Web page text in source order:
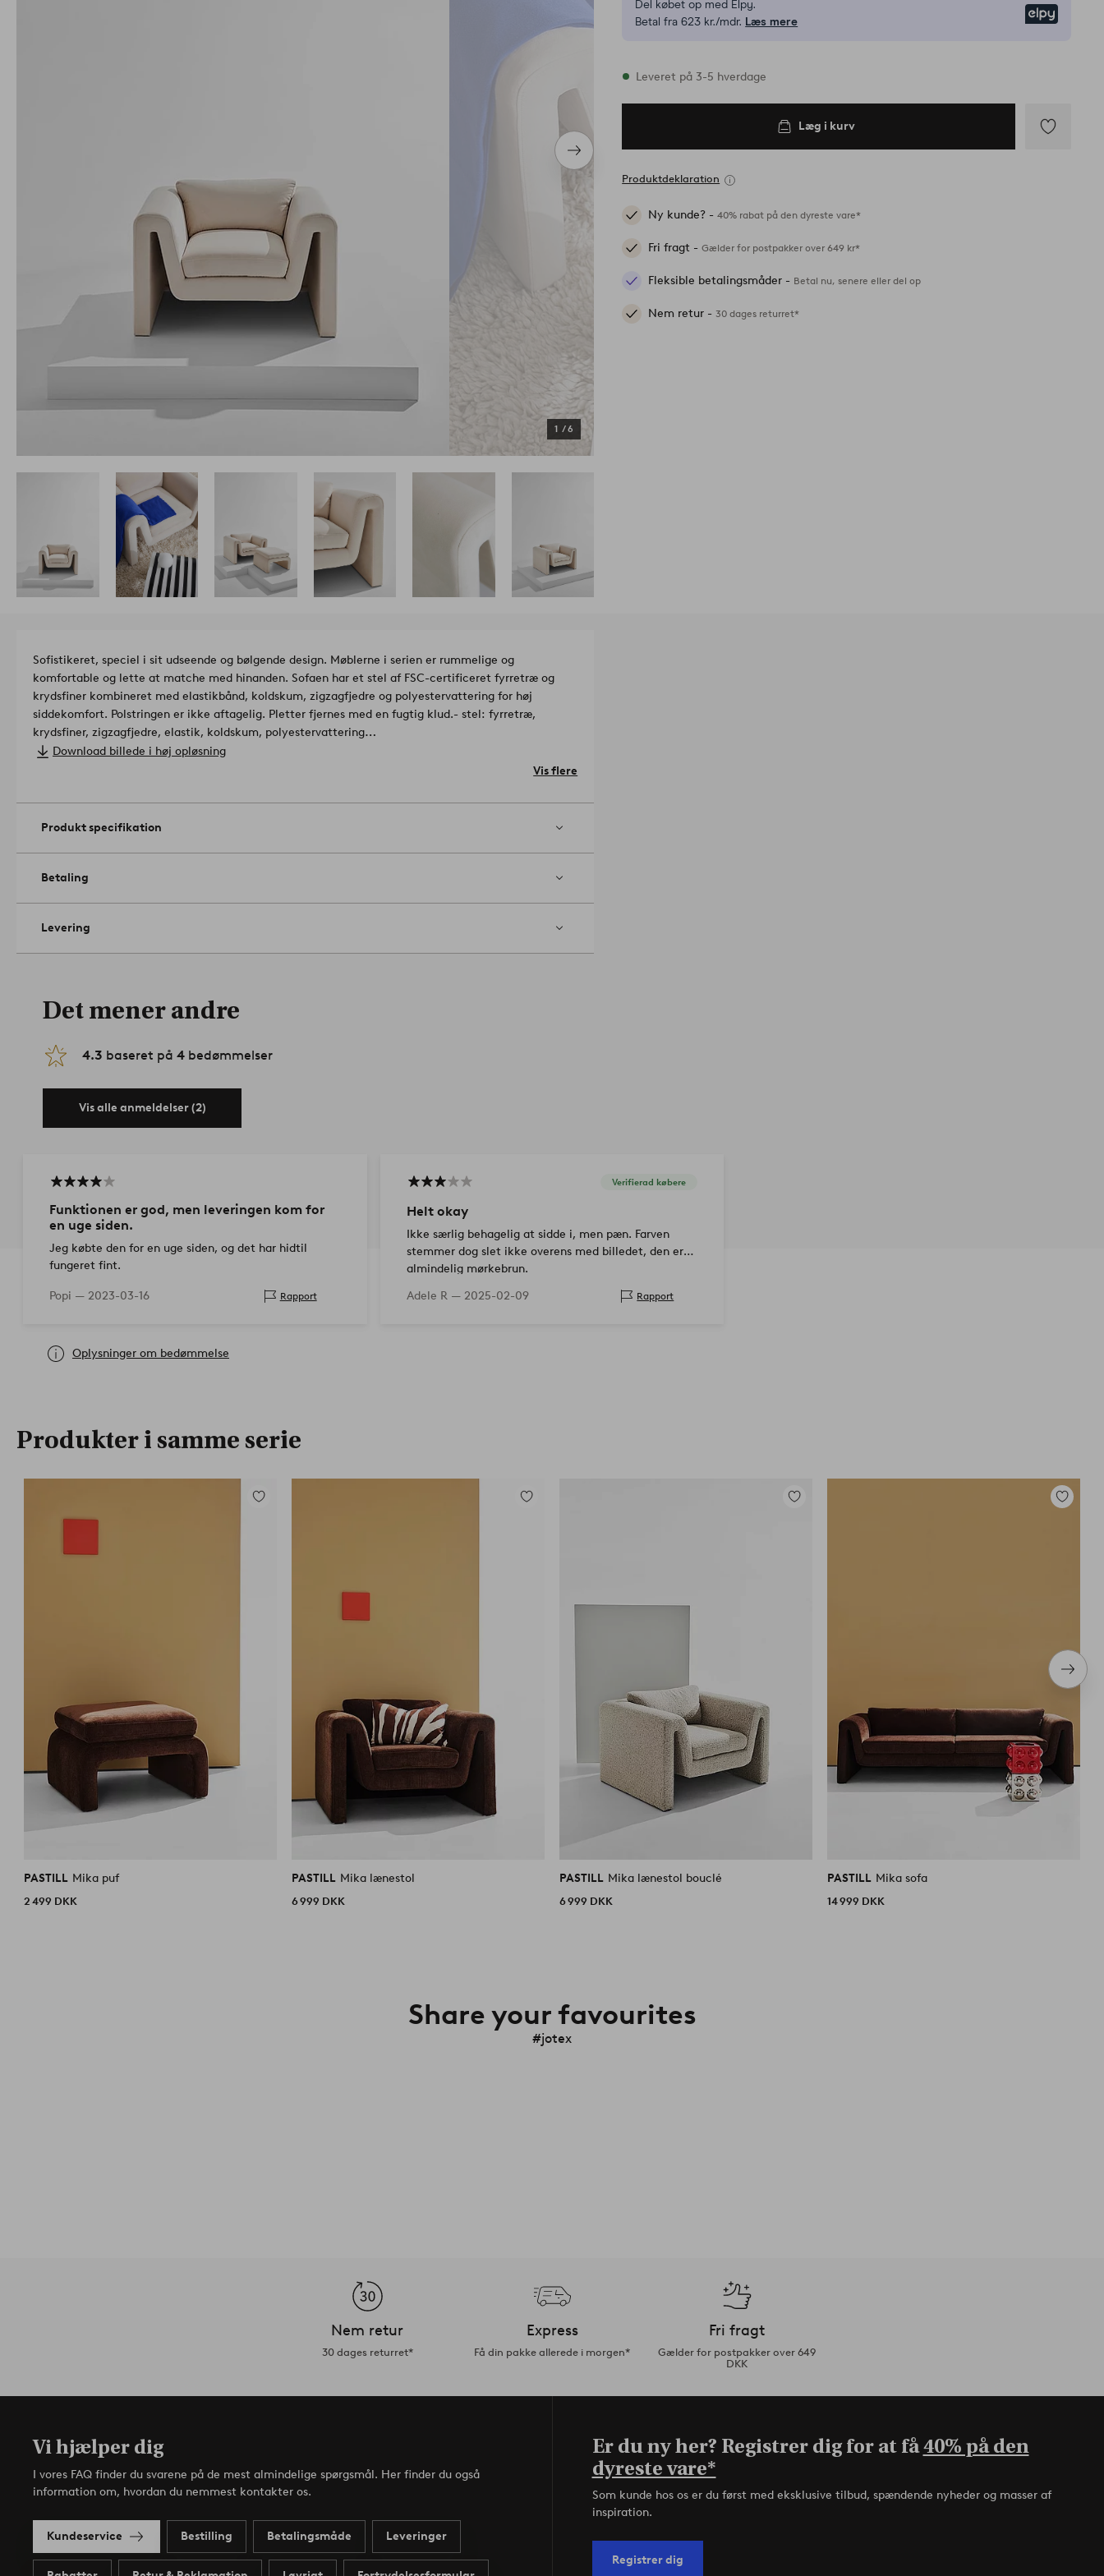
Næste
produkt
1 /6
Del købet op med Elpy.
Betal fra 623 kr./mdr. Læs mere
På lager
Leveret på 3-5 hverdage
Læg i kurv
Produktdeklaration
Ny kunde? -40% rabat på den dyreste vare*
Fri fragt -Gælder for postpakker over 649 kr*
Fleksible betalingsmåder - Betal nu, senere eller del op
Nem retur -30 dages returret*
Sofistikeret, speciel i sit udseende og bølgende design. Møblerne i serien er rummelige og
komfortable og lette at matche med hinanden. Sofaen har et stel af FSC-certificeret fyrretræ og
krydsfiner kombineret med elastikbånd, koldskum, zigzagfjedre og polyestervattering for høj
siddekomfort. Polstringen er ikke aftagelig. Pletter fjernes med en fugtig klud.- stel: fyrretræ,
krydsfiner, zigzagfjedre, elastik, koldskum, polyestervattering
- bredde 105 cm, dybde 88 cm, højde 73 cm, sædehøjde 45 cm, sædedybde 55 cm, armlænshøjde 65
Produktet er certificeret af Forest Stewardship Council (FSC), hvilket betyder, at det indeholder
55.0 cm.
• Polyurethanskum.
Download billede i høj opløsning
Vis flere
Produkt specifikation
Betaling
Levering
Det mener andre
4.3 baseret på 4 bedømmelser
Vis alle anmeldelser (2)
Funktionen er god, men leveringen kom for
en uge siden.
Jeg købte den for en uge siden, og det har hidtil
fungeret fint.
Popi — 2023-03-16 Rapport
Verifierad købere
Helt okay
Ikke særlig behagelig at sidde i, men pæn. Farven
stemmer dog slet ikke overens med billedet, den er
almindelig mørkebrun.
Adele R — 2025-02-09 Rapport
Oplysninger om bedømmelse
Produkter i samme serie
Tilføj
PASTILL Mika puf
2 499 DKK
Tilføj
PASTILL Mika lænestol
6 999 DKK
Tilføj
PASTILL Mika lænestol bouclé
6 999 DKK
Tilføj
PASTILL Mika sofa
14 999 DKK
Næste
Share your favourites
#jotex
Nem retur
30 dages returret*
Express
Få din pakke allerede i morgen*
Fri fragt
Gælder for postpakker over 649
DKK
Vi hjælper dig
I vores FAQ finder du svarene på de mest almindelige spørgsmål. Her finder du også
information om, hvordan du nemmest kontakter os.
Kundeservice Bestilling Betalingsmåde Leveringer
Er du ny her? Registrer dig for at få40% på den
dyreste vare*
Som kunde hos os er du først med eksklusive tilbud, spændende nyheder og masser af
inspiration.
Registrer dig